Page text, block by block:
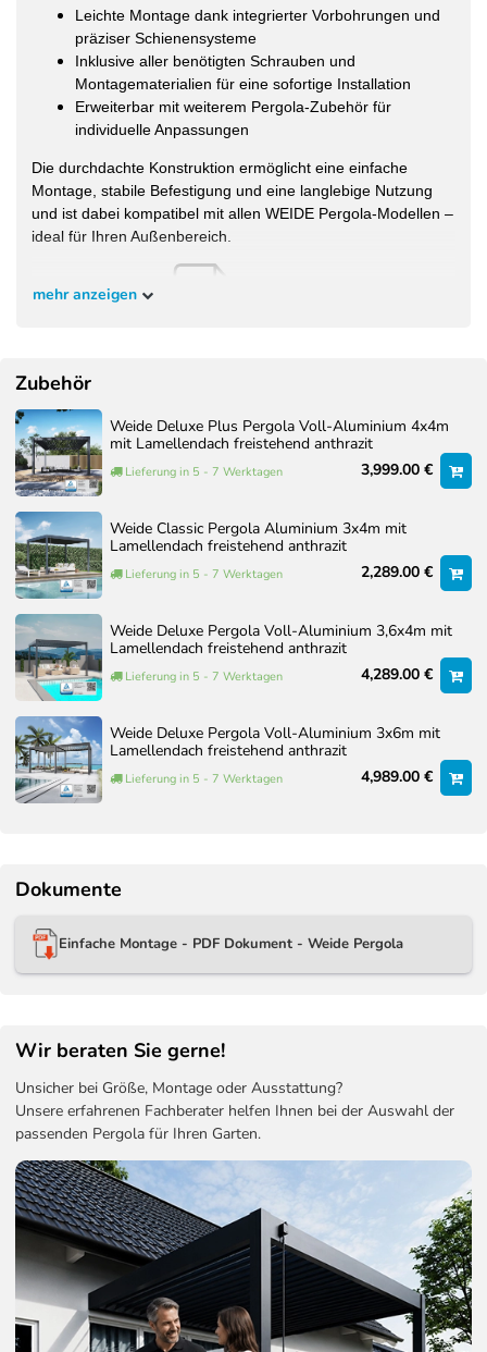
Leichte Montage dank integrierter Vorbohrungen und
präziser Schienensysteme
Inklusive aller benötigten Schrauben und
Montagematerialien für eine sofortige Installation
Erweiterbar mit weiterem Pergola-Zubehör für
individuelle Anpassungen
Die durchdachte Konstruktion ermöglicht eine einfache
Montage, stabile Befestigung und eine langlebige Nutzung
und ist dabei kompatibel mit allen WEIDE Pergola-Modellen –
ideal für Ihren Außenbereich.
Montageanleitung:
mehr anzeigen
Zubehör
Weide Deluxe Plus Pergola Voll-Aluminium 4x4m
mit Lamellendach freistehend anthrazit
Lieferung in 5 - 7 Werktagen 3,999.00 €
Weide Classic Pergola Aluminium 3x4m mit
Lamellendach freistehend anthrazit
Lieferung in 5 - 7 Werktagen 2,289.00 €
Weide Deluxe Pergola Voll-Aluminium 3,6x4m mit
Lamellendach freistehend anthrazit
Lieferung in 5 - 7 Werktagen 4,289.00 €
Weide Deluxe Pergola Voll-Aluminium 3x6m mit
Lamellendach freistehend anthrazit
Lieferung in 5 - 7 Werktagen 4,989.00 €
Dokumente
Einfache Montage - PDF Dokument - Weide Pergola
Wir beraten Sie gerne!
Unsicher bei Größe, Montage oder Ausstattung?
Unsere erfahrenen Fachberater helfen Ihnen bei der Auswahl der
passenden Pergola für Ihren Garten.